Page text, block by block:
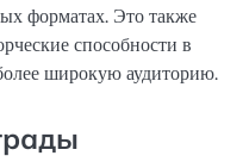
форматах. Это также
способности в
широкую аудиторию.